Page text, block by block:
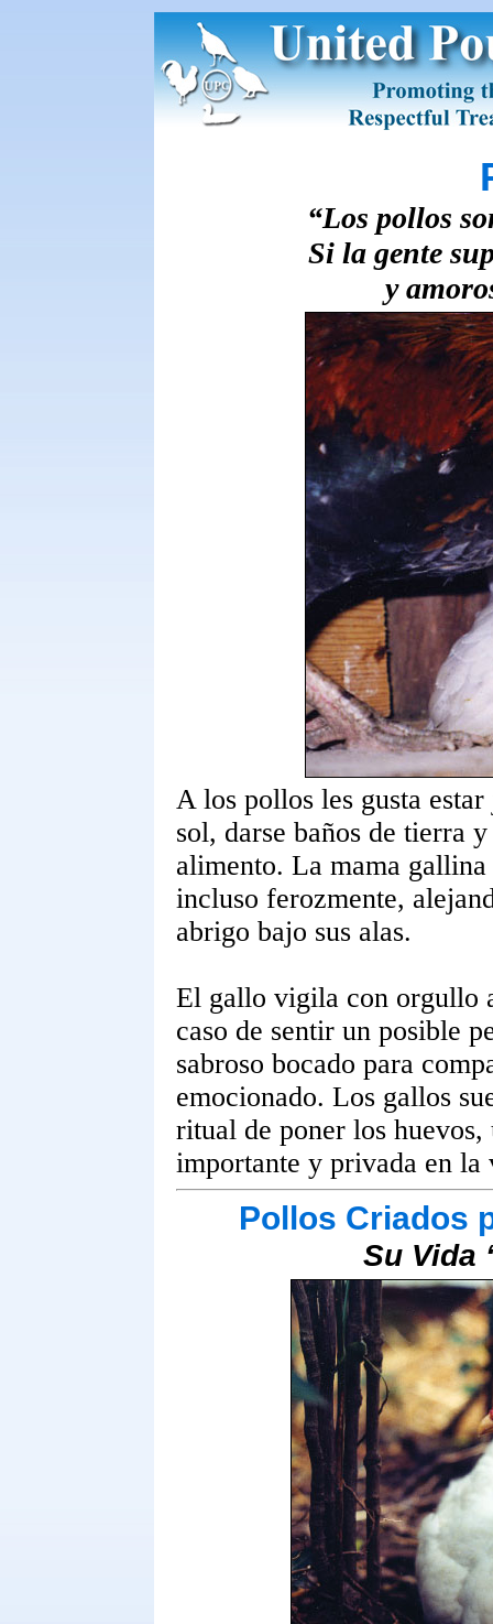
“Los pollos
Si la gente
y
A los pollos les gusta
sol, darse baños de tierra
alimento. La mama
incluso ferozmente,
abrigo bajo sus alas.
El gallo vigila con orgullo
caso de sentir un posible
sabroso bocado para
emocionado. Los gallos
ritual de poner los huevos,
importante y privada en la
Pollos Criados
Su Vida